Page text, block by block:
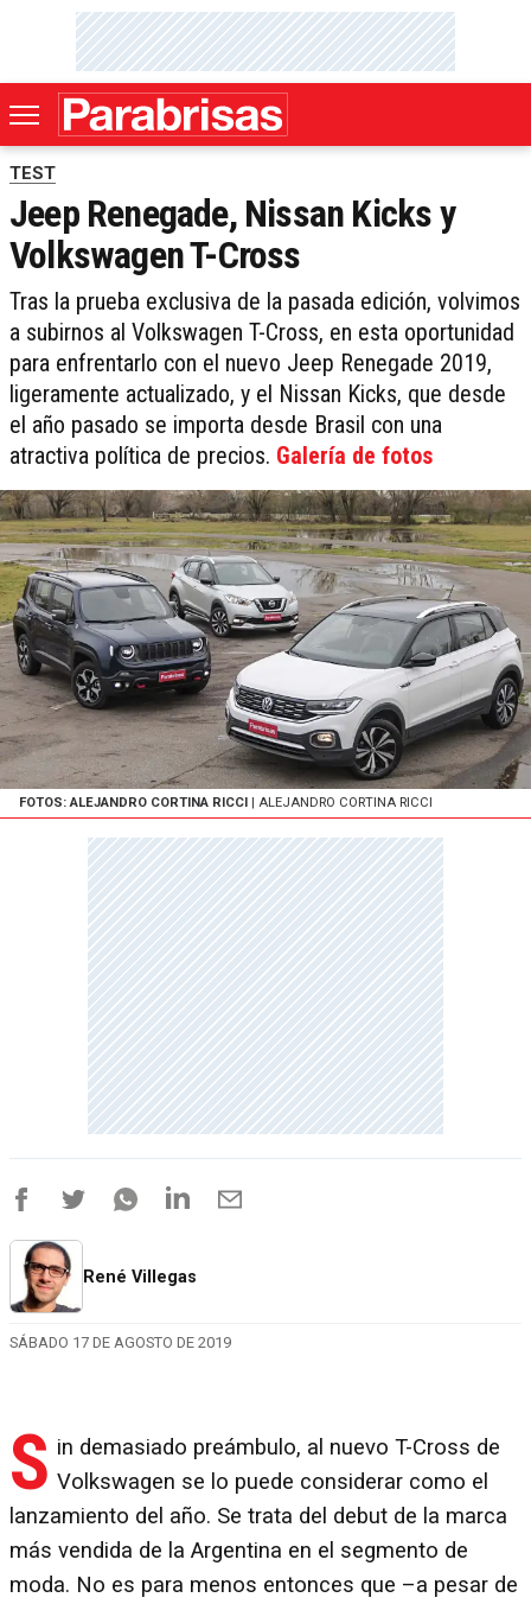
TEST
Jeep Renegade, Nissan Kicks y
Volkswagen T-Cross
Tras la prueba exclusiva de la pasada edición, volvimos
a subirnos al Volkswagen T-Cross, en esta oportunidad
para enfrentarlo con el nuevo Jeep Renegade 2019,
ligeramente actualizado, y el Nissan Kicks, que desde
el año pasado se importa desde Brasil con una
atractiva política de precios. Galería de fotos
FOTOS: ALEJANDRO CORTINA RICCI | ALEJANDRO CORTINA RICCI
René Villegas
SÁBADO 17 DE AGOSTO DE 2019
S in demasiado preámbulo, al nuevo T-Cross de
Volkswagen se lo puede considerar como el
lanzamiento del año. Se trata del debut de la marca
más vendida de la Argentina en el segmento de
moda. No es para menos entonces que –a pesar de